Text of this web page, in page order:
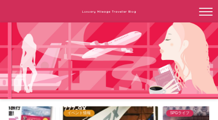
Luxuary Mileage Traveller Blog
イベント情報 SPGライフ